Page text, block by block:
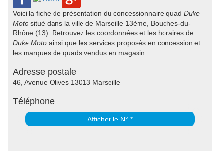
Voici la fiche de présentation du concessionnaire quad Duke
Moto situé dans la ville de Marseille 13ème, Bouches-du-
Rhône (13). Retrouvez les coordonnées et les horaires de
Duke Moto ainsi que les services proposés en concession et
les marques de quads vendus en magasin.
Adresse postale
46, Avenue Olives 13013 Marseille
Téléphone
Afficher le N° *